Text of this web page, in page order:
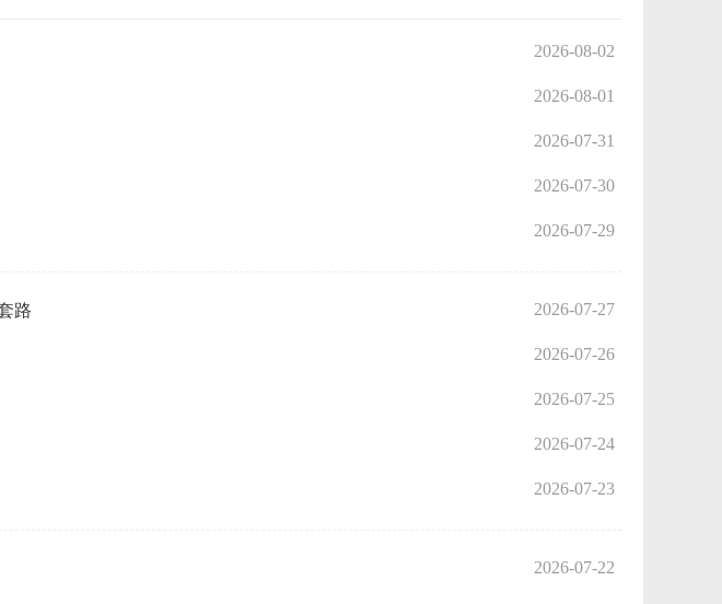
2026-08-02
2026-08-01
2026-07-31
2026-07-30
2026-07-29
路 2026-07-27
2026-07-26
2026-07-25
2026-07-24
2026-07-23
2026-07-22